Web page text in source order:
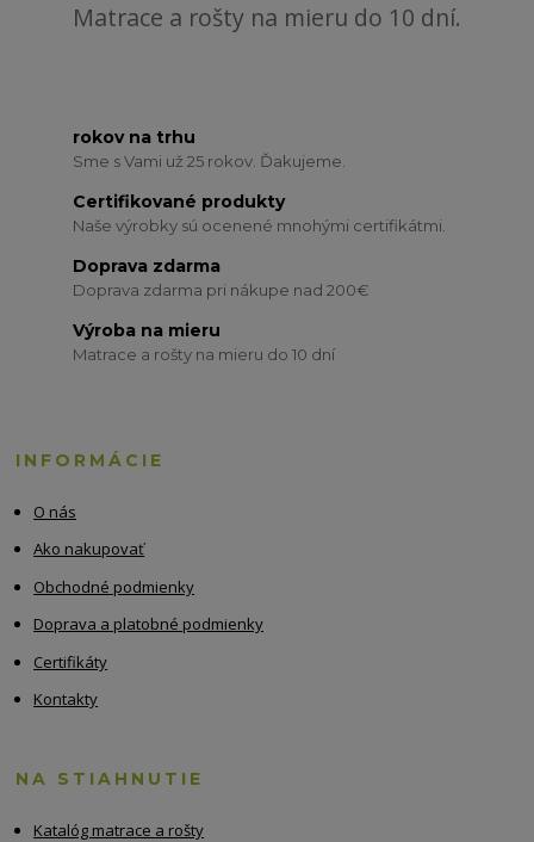
Matrace a rošty na mieru do 10 dní.
rokov na trhu
Sme s Vami už 25 rokov. Ďakujeme.
Certifikované produkty
Naše výrobky sú ocenené mnohými certifikátmi.
Doprava zdarma
Doprava zdarma pri nákupe nad 200€
Výroba na mieru
Matrace a rošty na mieru do 10 dní
INFORMÁCIE
O nás
Ako nakupovať
Obchodné podmienky
Doprava a platobné podmienky
Certifikáty
Kontakty
NA STIAHNUTIE
Katalóg matrace a rošty